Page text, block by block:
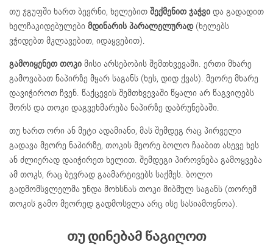
თუ ჯგუფში ხართ ბევრნი, ხელებით შექმენით ჯაჭვი და გადადით
ხელჩაკიდებულები მდინარის პარალელურად(ხელებს
ვჭიდებთ მკლავებით, იდაყვებით).
გამოიყენეთ თოკი მისი არსებობის შემთხვევაში. ერთი მხარე
გამოვაბათ ნაპირზე მყარ საგანს (ხეს, დიდ ქვას). მეორე მხარე
დავიჭიროთ ჩვენ. წაქცევის შემთხვევაში წყალი არ წაგვიღებს
შორს და თოკი დაგვეხმარება ნაპირზე დაბრუნებაში.
თუ ხართ ორი ან მეტი ადამიანი, მას შემდეგ რაც პირველი
გადავა მეორე ნაპირზე, თოკის მეორე ბოლო ჩააბით ასევე ხეს
ან ძლიერად დაიჭირეთ ხელით. შემდეგი პიროვნება გამოყვება
ამ თოკს, რაც ბევრად გაამარტივებს საქმეს. ბოლო
გადმომსვლელმა უნდა მოხსნას თოკი მიბმულ საგანს (თორემ
თოკის გამო მეორედ გადმოსვლა არც ისე სასიამოვნოა).
თუ დინებამ წაგიღოთ